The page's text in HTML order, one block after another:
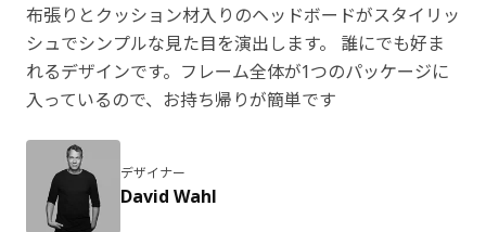
布張りとクッション材入りのヘッドボードがスタイリッ
シュでシンプルな見た目を演出します。 誰にでも好ま
れるデザインです。フレーム全体が1つのパッケージに
入っているので、お持ち帰りが簡単です
デザイナー
David Wahl